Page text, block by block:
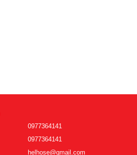
0977364141
0977364141
helhose@gmail.com